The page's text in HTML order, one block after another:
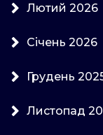
Лютий 2026
Січень 2026
Грудень
Листопад